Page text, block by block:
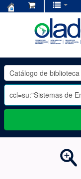
OLADE
-